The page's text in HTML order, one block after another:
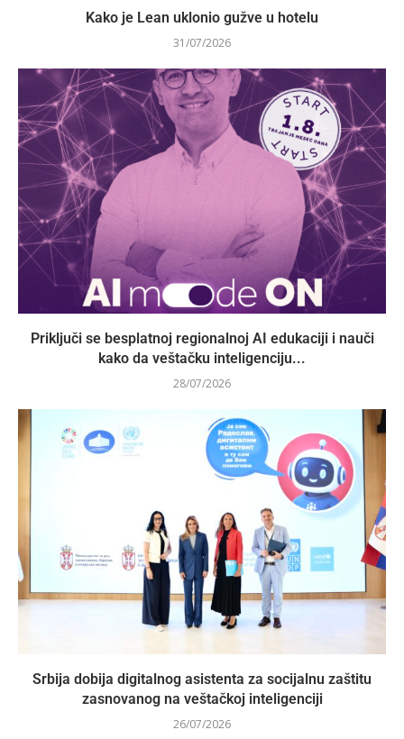
Kako je Lean uklonio gužve u hotelu
31/07/2026
Priključi se besplatnoj regionalnoj AI edukaciji i nauči
kako da veštačku inteligenciju...
28/07/2026
Srbija dobija digitalnog asistenta za socijalnu zaštitu
zasnovanog na veštačkoj inteligenciji
26/07/2026